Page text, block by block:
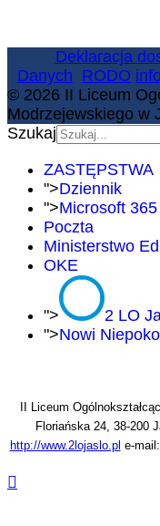
Deklaracja
Danych RODO
© 2026 II Liceum
Modrzejewskiego w
Szukaj
ZASTĘPSTWA
">Dziennik
">Microsoft
Poczta
Ministerstwo
OKE
">
2 LO
">Nowi
II Liceum
Floriańska 24, 38-200
http://www.2lojaslo.pl e-mail: